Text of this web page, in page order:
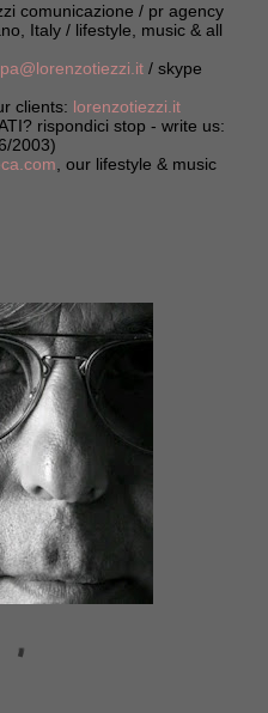
comunicazione / pr agency
Italy / lifestyle, music & all
/ skype
clients: lorenzotiezzi.it
rispondici stop - write us:
2003)
, our lifestyle & music